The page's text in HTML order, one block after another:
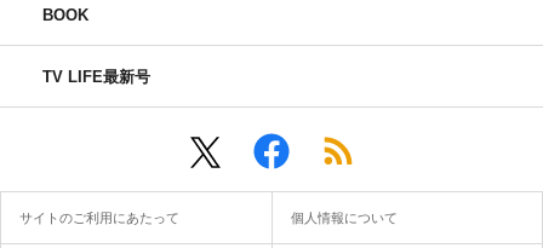
BOOK
TV LIFE最新号
サイトのご利用にあたって 個人情報について